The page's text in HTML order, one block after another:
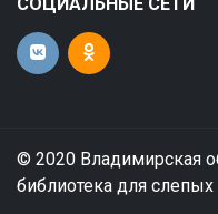
СОЦИАЛЬНЫЕ СЕТИ
© 2020 Владимирская
библиотека для слепых